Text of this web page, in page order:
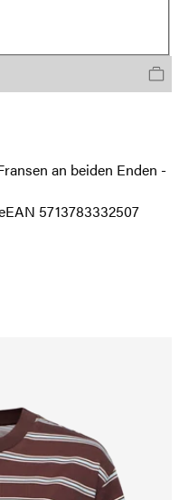
an beiden Enden -
EAN 5713783332507